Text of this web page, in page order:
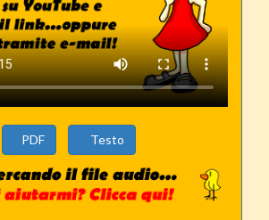
PDF Testo